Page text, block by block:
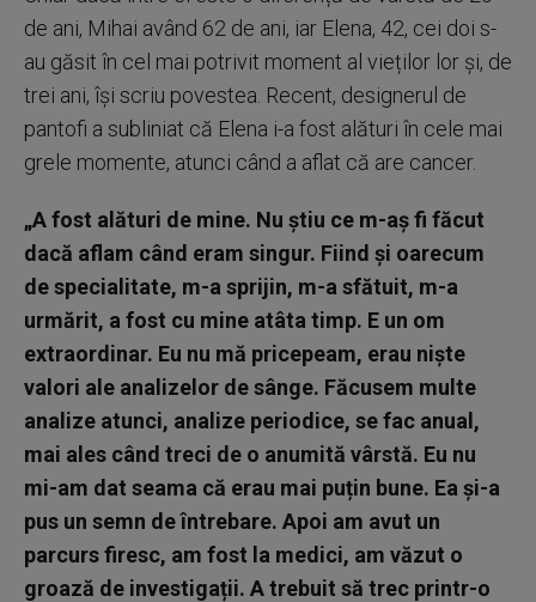
de ani, Mihai având 62 de ani, iar Elena, 42, cei doi s-
au găsit în cel mai potrivit moment al vieților lor și, de
trei ani, își scriu povestea. Recent, designerul de
pantofi a subliniat că Elena i-a fost alături în cele mai
grele momente, atunci când a aflat că are cancer.
„A fost alături de mine. Nu știu ce m-aș fi făcut
dacă aflam când eram singur. Fiind și oarecum
de specialitate, m-a sprijin, m-a sfătuit, m-a
urmărit, a fost cu mine atâta timp. E un om
extraordinar. Eu nu mă pricepeam, erau niște
valori ale analizelor de sânge. Făcusem multe
analize atunci, analize periodice, se fac anual,
mai ales când treci de o anumită vârstă. Eu nu
mi-am dat seama că erau mai puțin bune. Ea și-a
pus un semn de întrebare. Apoi am avut un
parcurs firesc, am fost la medici, am văzut o
groază de investigații. A trebuit să trec printr-o